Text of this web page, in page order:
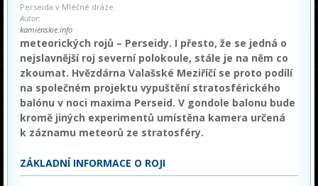
Perseida v Mléčné dráze.
Autor:
kamienskie.info
meteorických rojů – Perseidy. I přesto, že se jedná o
nejslavnější roj severní polokoule, stále je na něm co
zkoumat. Hvězdárna Valašské Meziříčí se proto podílí
na společném projektu vypuštění stratosférického
balónu v noci maxima Perseid. V gondole balonu bude
kromě jiných experimentů umístěna kamera určená
k záznamu meteorů ze stratosféry.
ZÁKLADNÍ INFORMACE O ROJI